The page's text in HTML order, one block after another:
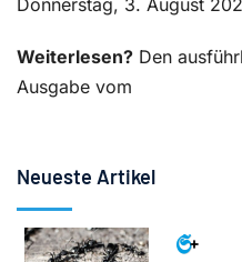
Donnerstag, 3. August
Weiterlesen? Den
Ausgabe vom
Neueste Artikel